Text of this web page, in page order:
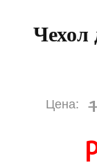
Чехол
Цена: